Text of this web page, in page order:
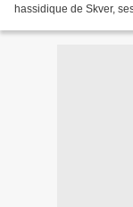
hassidique de Skver,